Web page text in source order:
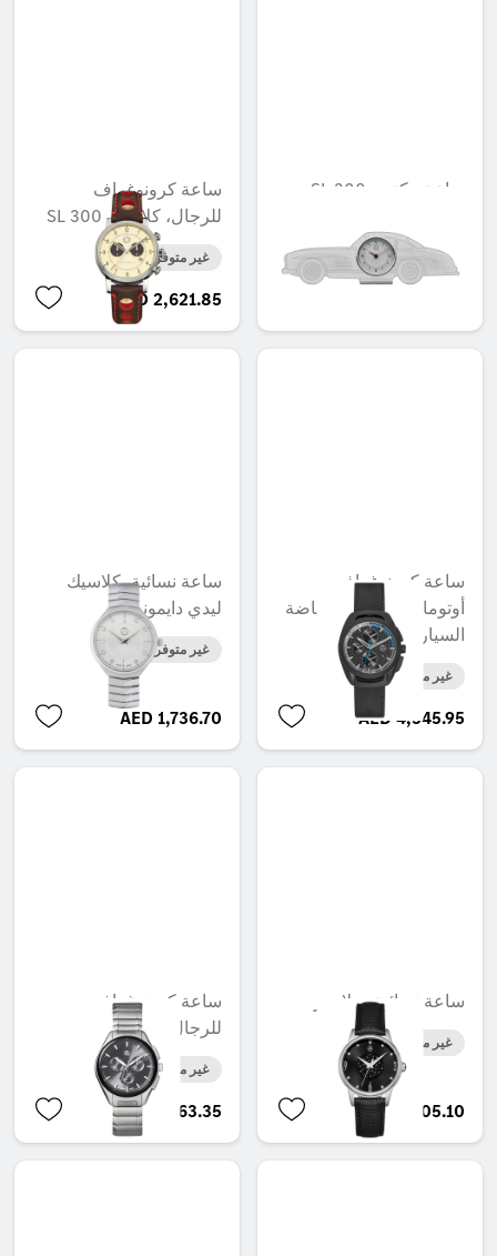
ساعة مكتب، 300 SL
غير متوفر حاليا
ساعة كرونوغراف
للرجال، كلاسيك 300 SL
غير متوفر حاليا
AED 2,621.85
ساعة كرونوغراف
أوتوماتيكي، رجال، رياضة
السيارات
غير متوفر حاليا
AED 4,345.95
ساعة نسائية، كلاسيك
ليدي دايموند
غير متوفر حاليا
AED 1,736.70
ساعة نسائية، جلامور
غير متوفر حاليا
AED 905.10
ساعة كرونوغراف
للرجال، للأعمال
غير متوفر حاليا
AED 2,863.35